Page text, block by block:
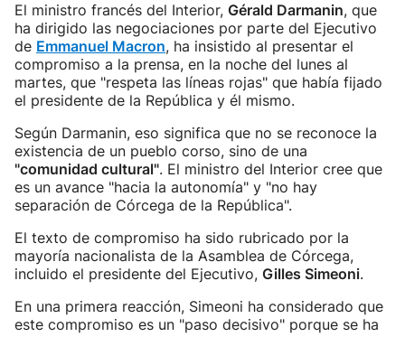
El ministro francés del Interior, Gérald Darmanin, que
ha dirigido las negociaciones por parte del Ejecutivo
de Emmanuel Macron, ha insistido al presentar el
compromiso a la prensa, en la noche del lunes al
martes, que "respeta las líneas rojas" que había fijado
el presidente de la República y él mismo.
Según Darmanin, eso significa que no se reconoce la
existencia de un pueblo corso, sino de una
"comunidad cultural". El ministro del Interior cree que
es un avance "hacia la autonomía" y "no hay
separación de Córcega de la República".
El texto de compromiso ha sido rubricado por la
mayoría nacionalista de la Asamblea de Córcega,
incluido el presidente del Ejecutivo, Gilles Simeoni.
En una primera reacción, Simeoni ha considerado que
este compromiso es un "paso decisivo" porque se ha